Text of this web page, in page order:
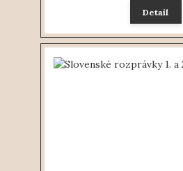
Detail